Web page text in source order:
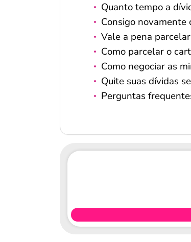
Quanto tempo a
Consigo novamente
Vale a pena
Como parcelar o
Como negociar as
Quite suas dívidas
Perguntas